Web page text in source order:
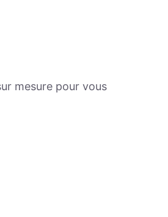
mesure pour vous